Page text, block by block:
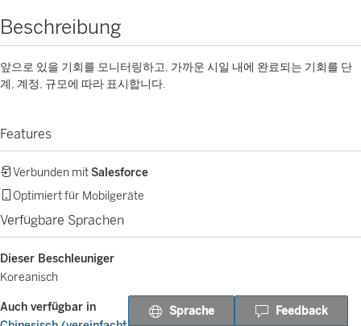
Beschreibung
앞으로 있을 기회를 모니터링하고, 가까운 시일 내에 완료되는 기회를 단
계, 계정, 규모에 따라 표시합니다.
Features
Verbunden mitSalesforce
Optimiert für Mobilgeräte
Verfügbare Sprachen
Dieser Beschleuniger
Koreanisch
Auch verfügbar in
Sprache Feedback